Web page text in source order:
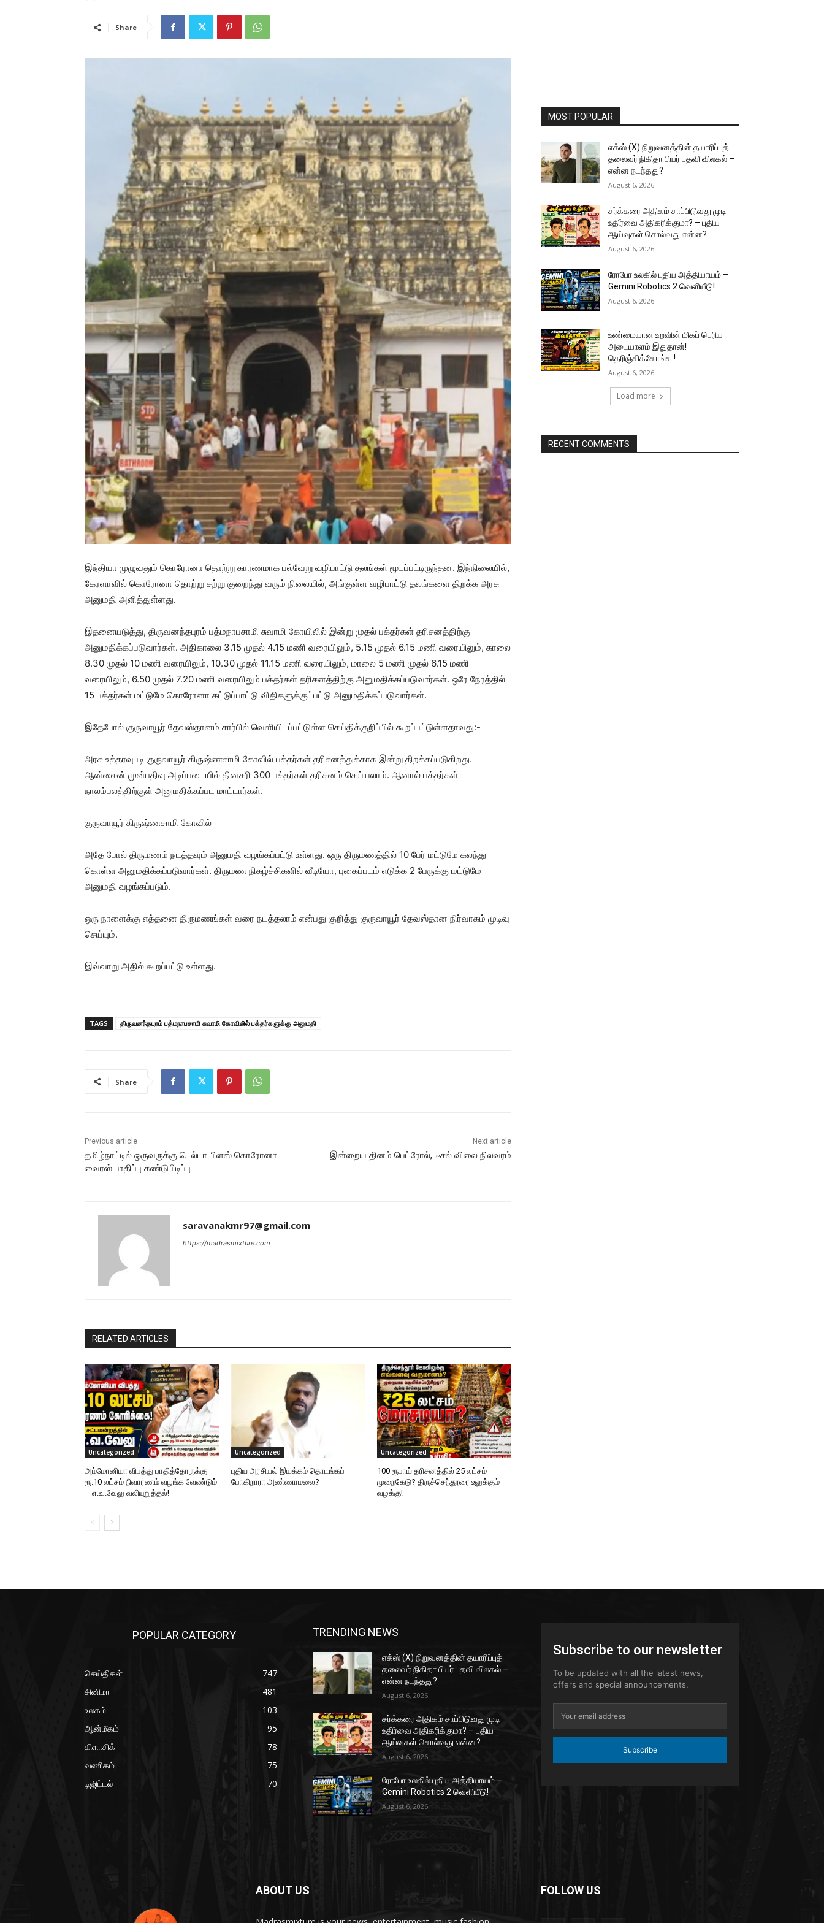
Share
இந்தியா முழுவதும் கொரோனா தொற்று காரணமாக பல்வேறு வழிபாட்டு தலங்கள் மூடப்பட்டிருந்தன. இந்நிலையில்,
கேரளாவில் கொரோனா தொற்று சற்று குறைந்து வரும் நிலையில், அங்குள்ள வழிபாட்டு தலங்களை திறக்க அரசு
அனுமதி அளித்துள்ளது.
இதனையடுத்து, திருவனந்தபுரம் பத்மநாபசாமி சுவாமி கோயிலில் இன்று முதல் பக்தர்கள் தரிசனத்திற்கு
அனுமதிக்கப்படுவார்கள். அதிகாலை 3.15 முதல் 4.15 மணி வரையிலும், 5.15 முதல் 6.15 மணி வரையிலும், காலை
8.30 முதல் 10 மணி வரையிலும், 10.30 முதல் 11.15 மணி வரையிலும், மாலை 5 மணி முதல் 6.15 மணி
வரையிலும், 6.50 முதல் 7.20 மணி வரையிலும் பக்தர்கள் தரிசனத்திற்கு அனுமதிக்கப்படுவார்கள். ஒரே நேரத்தில்
15 பக்தர்கள் மட்டுமே கொரோனா கட்டுப்பாட்டு விதிகளுக்குட்பட்டு அனுமதிக்கப்படுவார்கள்.
இதேபோல் குருவாயூர் தேவஸ்தானம் சார்பில் வெளியிடப்பட்டுள்ள செய்திக்குறிப்பில் கூறப்பட்டுள்ளதாவது:-
அரசு உத்தரவுபடி குருவாயூர் கிருஷ்ணசாமி கோவில் பக்தர்கள் தரிசனத்துக்காக இன்று திறக்கப்படுகிறது.
ஆன்லைன் முன்பதிவு அடிப்படையில் தினசரி 300 பக்தர்கள் தரிசனம் செய்யலாம். ஆனால் பக்தர்கள்
நாலம்பலத்திற்குள் அனுமதிக்கப்பட மாட்டார்கள்.
குருவாயூர் கிருஷ்ணசாமி கோவில்
அதே போல் திருமணம் நடத்தவும் அனுமதி வழங்கப்பட்டு உள்ளது. ஒரு திருமணத்தில் 10 பேர் மட்டுமே கலந்து
கொள்ள அனுமதிக்கப்படுவார்கள். திருமண நிகழ்ச்சிகளில் வீடியோ, புகைப்படம் எடுக்க 2 பேருக்கு மட்டுமே
அனுமதி வழங்கப்படும்.
ஒரு நாளைக்கு எத்தனை திருமணங்கள் வரை நடத்தலாம் என்பது குறித்து குருவாயூர் தேவஸ்தான நிர்வாகம் முடிவு
செய்யும்.
இவ்வாறு அதில் கூறப்பட்டு உள்ளது.
TAGS திருவனந்தபுரம் பத்மநாபசாமி சுவாமி கோவிலில் பக்தர்களுக்கு அனுமதி
Share
Previous article
தமிழ்நாட்டில் ஒருவருக்கு டெல்டா பிளஸ் கொரோனா
வைரஸ் பாதிப்பு கண்டுபிடிப்பு
Next article
இன்றைய தினம் பெட்ரோல், டீசல் விலை நிலவரம்
saravanakmr97@gmail.com
https://madrasmixture.com
RELATED ARTICLES
Uncategorized
அம்மோனியா விபத்து பாதித்தோருக்கு
ரூ.10 லட்சம் நிவாரணம் வழங்க வேண்டும்
– எ.வ.வேலு வலியுறுத்தல்!
Uncategorized
புதிய அரசியல் இயக்கம் தொடங்கப்
போகிறாரா அண்ணாமலை?
Uncategorized
100 ரூபாய் தரிசனத்தில் 25 லட்சம்
முறைகேடு? திருச்செந்தூரை உலுக்கும்
வழக்கு!
MOST POPULAR
எக்ஸ் (X) நிறுவனத்தின் தயாரிப்புத்
தலைவர் நிகிதா பியர் பதவி விலகல் –
என்ன நடந்தது?
August 6, 2026
சர்க்கரை அதிகம் சாப்பிடுவது முடி
உதிர்வை அதிகரிக்குமா? – புதிய
ஆய்வுகள் சொல்வது என்ன?
August 6, 2026
ரோபோ உலகில் புதிய அத்தியாயம் –
Gemini Robotics 2 வெளியீடு!
August 6, 2026
உண்மையான உறவின் மிகப் பெரிய
அடையாளம் இதுதான்!
தெரிஞ்சிக்கோங்க !
August 6, 2026
Load more
RECENT COMMENTS
POPULAR CATEGORY
செய்திகள்
747
சினிமா
481
உலகம்
103
ஆன்மீகம்
95
கிளாசிக்
78
வணிகம்
75
டிஜிட்டல்
70
TRENDING NEWS
எக்ஸ் (X) நிறுவனத்தின் தயாரிப்புத்
தலைவர் நிகிதா பியர் பதவி விலகல் –
என்ன நடந்தது?
August 6, 2026
சர்க்கரை அதிகம் சாப்பிடுவது முடி
உதிர்வை அதிகரிக்குமா? – புதிய
ஆய்வுகள் சொல்வது என்ன?
August 6, 2026
ரோபோ உலகில் புதிய அத்தியாயம் –
Gemini Robotics 2 வெளியீடு!
August 6, 2026
Subscribe to our newsletter
To be updated with all the latest news,
offers and special announcements.
Subscribe
ABOUT US FOLLOW US